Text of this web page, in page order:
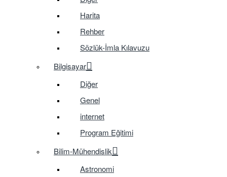
Harita
Rehber
Sözlük-İmla Kılavuzu
Bilgisayar
Diğer
Genel
internet
Program Eğitimi
Bilim-Mühendislik
Astronomi